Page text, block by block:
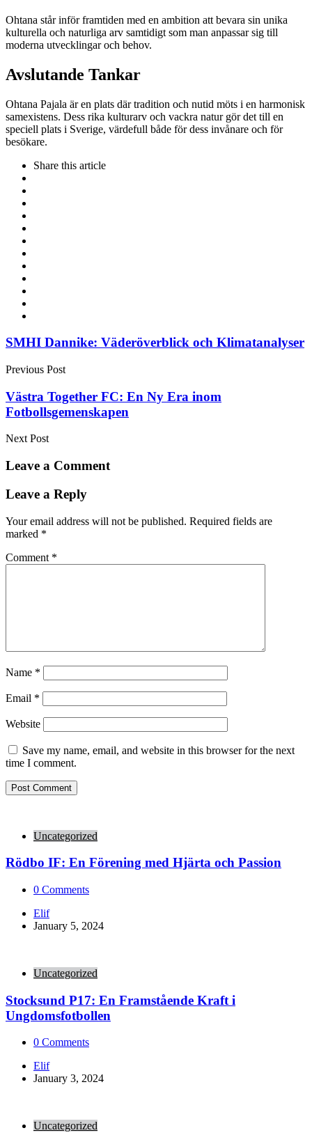
Ohtana står inför framtiden med en ambition att bevara sin unika
kulturella och naturliga arv samtidigt som man anpassar sig till
moderna utvecklingar och behov.
Avslutande Tankar
Ohtana Pajala är en plats där tradition och nutid möts i en harmonisk
samexistens. Dess rika kulturarv och vackra natur gör det till en
speciell plats i Sverige, värdefull både för dess invånare och för
besökare.
Share this article
Post
navigation
SMHI Dannike: Väderöverblick och Klimatanalyser
Previous Post
Västra Together FC: En Ny Era inom
Fotbollsgemenskapen
Next Post
Leave a Comment
Leave a Reply
Your email address will not be published. Required fields are
marked *
Comment *
Name *
Email *
Website
Save my name, email, and website in this browser for the next
time I comment.
Uncategorized
Rödbo IF: En Förening med Hjärta och Passion
0 Comments
Posted
by
Elif
January 5, 2024
Uncategorized
Stocksund P17: En Framstående Kraft i
Ungdomsfotbollen
0 Comments
Posted
by
Elif
January 3, 2024
Uncategorized